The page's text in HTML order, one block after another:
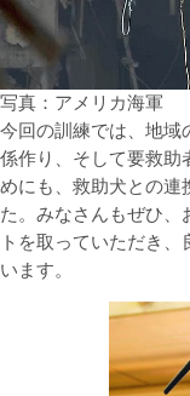
写真：アメリカ海軍
今回の訓練では、地域
係作り、そして要救助
めにも、救助⽝との連
た。みなさんもぜひ、
トを取っていただき
います。